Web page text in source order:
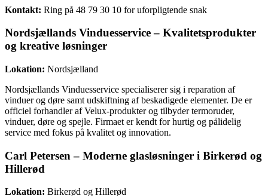
Kontakt: Ring på 48 79 30 10 for uforpligtende snak
Nordsjællands Vinduesservice – Kvalitetsprodukter
og kreative løsninger
Lokation: Nordsjælland
Nordsjællands Vinduesservice specialiserer sig i reparation af
vinduer og døre samt udskiftning af beskadigede elementer. De er
officiel forhandler af Velux-produkter og tilbyder termoruder,
vinduer, døre og spejle. Firmaet er kendt for hurtig og pålidelig
service med fokus på kvalitet og innovation.
Carl Petersen – Moderne glasløsninger i Birkerød og
Hillerød
Lokation: Birkerød og Hillerød